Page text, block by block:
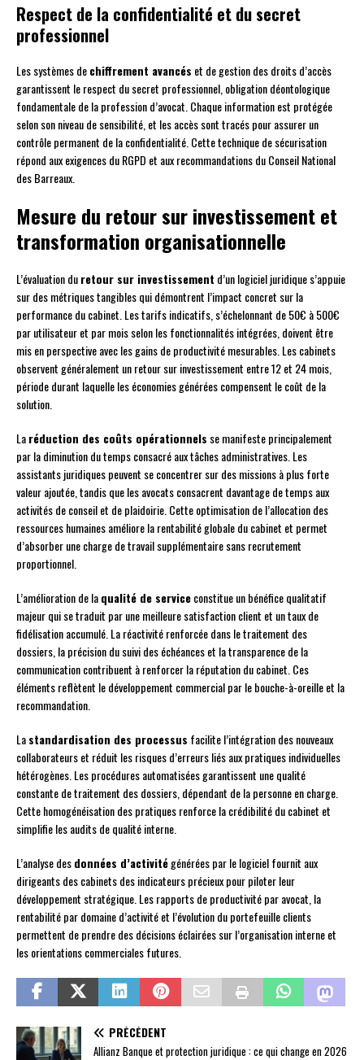
Respect de la confidentialité et du secret
professionnel
Les systèmes dechiffrement avancés et de gestion des droits d’accès
garantissent le respect du secret professionnel, obligation déontologique
fondamentale de la profession d’avocat. Chaque information est protégée
selon son niveau de sensibilité, et les accès sont tracés pour assurer un
contrôle permanent de la confidentialité. Cette technique de sécurisation
répond aux exigences du RGPD et aux recommandations du Conseil National
des Barreaux.
Mesure du retour sur investissement et
transformation organisationnelle
L’évaluation duretour sur investissement d’un logiciel juridique s’appuie
sur des métriques tangibles qui démontrent l’impact concret sur la
performance du cabinet. Les tarifs indicatifs, s’échelonnant de 50€ à 500€
par utilisateur et par mois selon les fonctionnalités intégrées, doivent être
mis en perspective avec les gains de productivité mesurables. Les cabinets
observent généralement un retour sur investissement entre 12 et 24 mois,
période durant laquelle les économies générées compensent le coût de la
solution.
Laréduction des coûts opérationnels se manifeste principalement
par la diminution du temps consacré aux tâches administratives. Les
assistants juridiques peuvent se concentrer sur des missions à plus forte
valeur ajoutée, tandis que les avocats consacrent davantage de temps aux
activités de conseil et de plaidoirie. Cette optimisation de l’allocation des
ressources humaines améliore la rentabilité globale du cabinet et permet
d’absorber une charge de travail supplémentaire sans recrutement
proportionnel.
L’amélioration de laqualité de serviceconstitue un bénéfice qualitatif
majeur qui se traduit par une meilleure satisfaction client et un taux de
fidélisation accumulé. La réactivité renforcée dans le traitement des
dossiers, la précision du suivi des échéances et la transparence de la
communication contribuent à renforcer la réputation du cabinet. Ces
éléments reflètent le développement commercial par le bouche-à-oreille et la
recommandation.
Lastandardisation des processus facilite l’intégration des nouveaux
collaborateurs et réduit les risques d’erreurs liés aux pratiques individuelles
hétérogènes. Les procédures automatisées garantissent une qualité
constante de traitement des dossiers, dépendant de la personne en charge.
Cette homogénéisation des pratiques renforce la crédibilité du cabinet et
simplifie les audits de qualité interne.
L’analyse desdonnées d’activitégénérées par le logiciel fournit aux
dirigeants des cabinets des indicateurs précieux pour piloter leur
développement stratégique. Les rapports de productivité par avocat, la
rentabilité par domaine d’activité et l’évolution du portefeuille clients
permettent de prendre des décisions éclairées sur l’organisation interne et
les orientations commerciales futures.
PRÉCÉDENT
Allianz Banque et protection juridique : ce qui change en 2026